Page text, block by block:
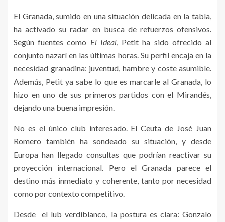
El Granada, sumido en una situación delicada en la tabla,
ha activado su radar en busca de refuerzos ofensivos.
Según fuentes como El Ideal, Petit ha sido ofrecido al
conjunto nazarí en las últimas horas. Su perfil encaja en la
necesidad granadina: juventud, hambre y coste asumible.
Además, Petit ya sabe lo que es marcarle al Granada, lo
hizo en uno de sus primeros partidos con el Mirandés,
dejando una buena impresión.
No es el único club interesado. El Ceuta de José Juan
Romero también ha sondeado su situación, y desde
Europa han llegado consultas que podrían reactivar su
proyección internacional. Pero el Granada parece el
destino más inmediato y coherente, tanto por necesidad
como por contexto competitivo.
Desde el lub verdiblanco, la postura es clara: Gonzalo